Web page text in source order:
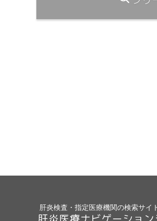
肝炎検査・指定医療機関の検索サイ